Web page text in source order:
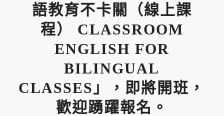
語教育不卡關（線上課
程） CLASSROOM
ENGLISH FOR
BILINGUAL
CLASSES」，即將開班，
歡迎踴躍報名。